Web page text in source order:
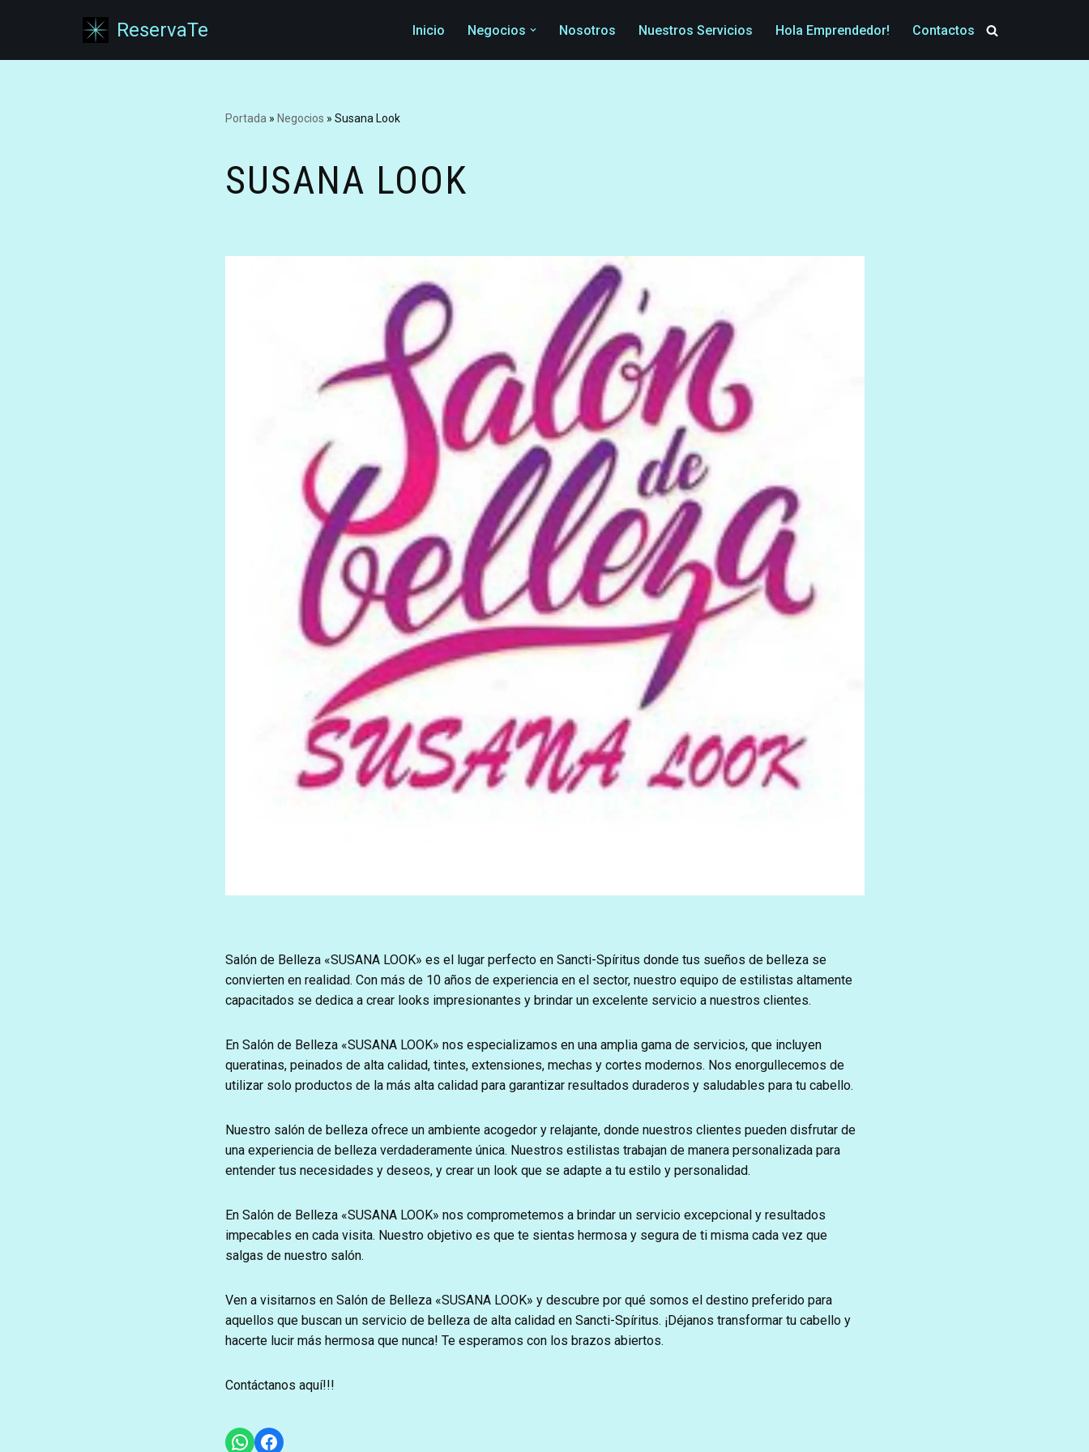
al
ReservaTe Inicio Negocios Nosotros Nuestros Servicios Hola Emprendedor! Contactos
Portada » Negocios » Susana Look
SUSANA LOOK
Salón de Belleza «SUSANA LOOK» es el lugar perfecto en Sancti-Spíritus donde tus sueños de belleza se
convierten en realidad. Con más de 10 años de experiencia en el sector, nuestro equipo de estilistas altamente
capacitados se dedica a crear looks impresionantes y brindar un excelente servicio a nuestros clientes.
En Salón de Belleza «SUSANA LOOK» nos especializamos en una amplia gama de servicios, que incluyen
queratinas, peinados de alta calidad, tintes, extensiones, mechas y cortes modernos. Nos enorgullecemos de
utilizar solo productos de la más alta calidad para garantizar resultados duraderos y saludables para tu cabello.
Nuestro salón de belleza ofrece un ambiente acogedor y relajante, donde nuestros clientes pueden disfrutar de
una experiencia de belleza verdaderamente única. Nuestros estilistas trabajan de manera personalizada para
entender tus necesidades y deseos, y crear un look que se adapte a tu estilo y personalidad.
En Salón de Belleza «SUSANA LOOK» nos comprometemos a brindar un servicio excepcional y resultados
impecables en cada visita. Nuestro objetivo es que te sientas hermosa y segura de ti misma cada vez que
salgas de nuestro salón.
Ven a visitarnos en Salón de Belleza «SUSANA LOOK» y descubre por qué somos el destino preferido para
aquellos que buscan un servicio de belleza de alta calidad en Sancti-Spíritus. ¡Déjanos transformar tu cabello y
hacerte lucir más hermosa que nunca! Te esperamos con los brazos abiertos.
Contáctanos aquí!!!